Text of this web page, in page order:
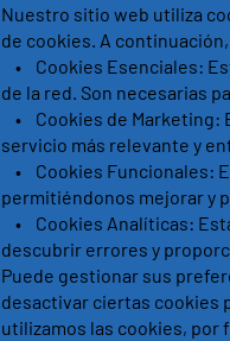
Nuestro sitio web utiliza
de cookies. A
• Cookies Esenciales:
de la red. Son necesarias
• Cookies de Marketing:
servicio más relevante y
• Cookies Funcionales:
permitiéndonos mejorar y
• Cookies Analíticas:
descubrir errores y
Puede gestionar sus
desactivar ciertas cookies
utilizamos las cookies, por